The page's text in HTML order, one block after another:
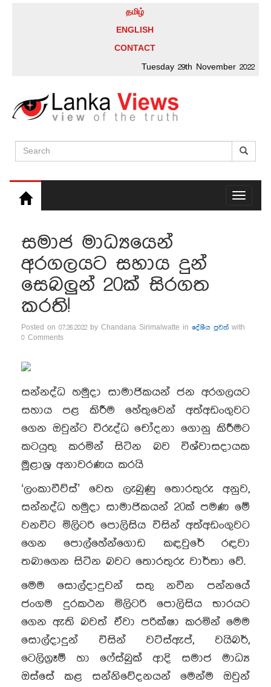
தமிழ்
ENGLISH
CONTACT
Tuesday 29th November 2022
Toggle
සමාජ මාධ්‍යයෙන්
අරගලයට සහාය දුන්
සෙබලුන් 20ක් සිරගත
කරති!
Posted on 07.26.2022 by Chandana Sirimalwatte in දේශීය පුවත් with
0 Comments
සන්නද්ධ හමුදා සාමාජිකයන් ජන අරගලයට
සහාය පළ කිරීම හේතුවෙන් අත්අඩංගුවට
ගෙන ඔවුන්ට විරුද්ධ චෝදනා ගොනු කිරීමට
කටයුතු කරමින් සිටින බව විශ්වාසදායක
මූළාශ්‍ර අනාවරණය කරයි
‘ලංකාවීව්ස්’ වෙත ලැබුණු තොරතුරු අනුව,
සන්නද්ධ හමුදා සාමාජිකයන් 20ක් පමණ මේ
වනවිට මිලිටරි පොලිසිය විසින් අත්අඩංගුවට
ගෙන පොල්හේන්ගොඩ කඳවුරේ රඳවා
තබාගෙන සිටින බවට තොරතුරු වාර්තා වේ.
මෙම සොල්දාදුවන් සතු නවීන පන්නයේ
ජංගම දුරකථන මිලිටරි පොලිසිය භාරයට
ගෙන ඇති බවත් ඒවා පරික්ෂා කරමින් මෙම
සොල්දාදුන් විසින් වට්ස්ඇප්, වයිබර්,
ටෙලිග්‍රෑම් හා ෆේස්බුක් ආදි සමාජ මාධ්‍ය
ඔස්සේ කළ සන්නිවේදනයන් මෙන්ම ඔවුන්